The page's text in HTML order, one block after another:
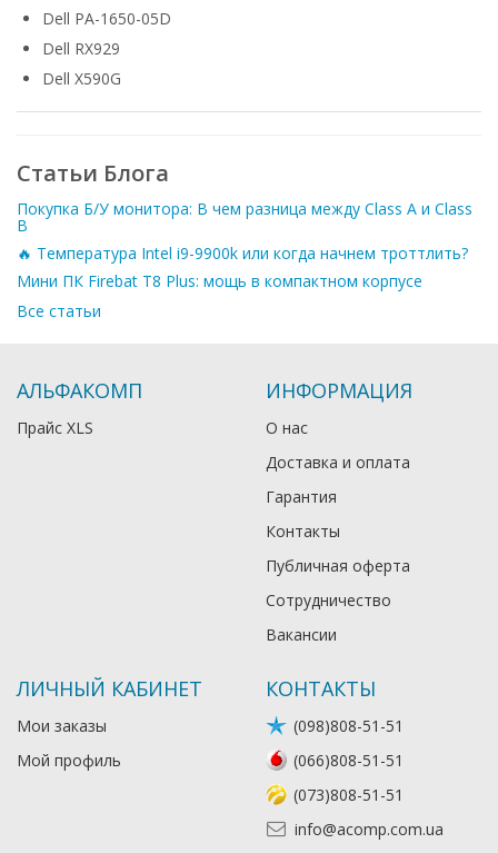
Dell PA-1650-05D
Dell RX929
Dell X590G
Статьи Блога
Покупка Б/У монитора: В чем разница между Class A и Class
B
🔥 Температура Intel i9-9900k или когда начнем троттлить?
Мини ПК Firebat T8 Plus: мощь в компактном корпусе
Все статьи
АЛЬФАКОМП
Прайс XLS
ИНФОРМАЦИЯ
О нас
Доставка и оплата
Гарантия
Контакты
Публичная оферта
Сотрудничество
Вакансии
ЛИЧНЫЙ КАБИНЕТ
Мои заказы
Мой профиль
КОНТАКТЫ
(098)808-51-51
(066)808-51-51
(073)808-51-51
info@acomp.com.ua